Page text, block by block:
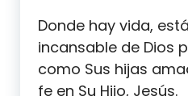
Donde hay vida,
incansable de Dios
como Sus hijas
fe en Su Hijo, Jesús.